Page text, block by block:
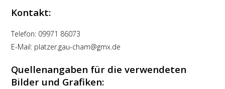
Kontakt:
Telefon: 09971 86073
E-Mail: platzer.gau-cham@gmx.de
Quellenangaben für die verwendeten
Bilder und Grafiken: